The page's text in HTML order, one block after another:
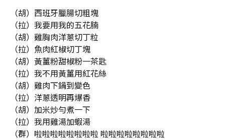
（胡）西班牙臘腸切粗塊
（拉）我要用我的五花腩
（胡）雞胸肉洋蔥切丁粒
（拉）魚肉紅椒切丁塊
（胡）黃薑粉甜椒粉一茶匙
（拉）我不用黃薑用紅花絲
（胡）雞肉下鍋到變色
（拉）洋蔥透明再爆香
（胡）加米炒勻煮一下
（拉）我用雞湯加蝦湯
（群）啦啦啦啦啦啦啦啦 啦啦啦啦啦啦啦啦